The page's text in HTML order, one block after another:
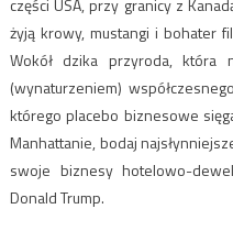
części USA, przy granicy z
żyją krowy, mustangi i bohater
Wokół dzika przyroda,
(wynaturzeniem)
którego placebo biznesowe
Manhattanie, bodaj
swoje biznesy hotelowo-
Donald Trump.